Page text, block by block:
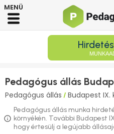
Pedagógus állás
Pedagógus állás / Budapest IX.
Pedagógus állás munka
környékén. További Budapest
hogy értesülj a legújabb